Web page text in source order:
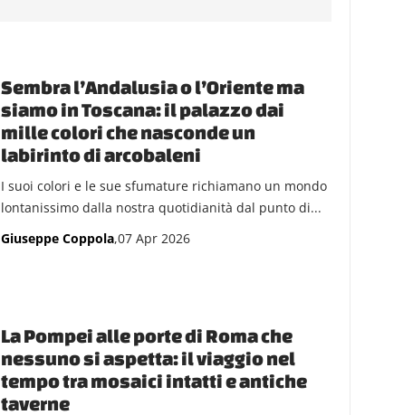
Sembra l’Andalusia o l’Oriente ma
siamo in Toscana: il palazzo dai
mille colori che nasconde un
labirinto di arcobaleni
I suoi colori e le sue sfumature richiamano un mondo
lontanissimo dalla nostra quotidianità dal punto di...
Giuseppe Coppola,07 Apr 2026
La Pompei alle porte di Roma che
nessuno si aspetta: il viaggio nel
tempo tra mosaici intatti e antiche
taverne